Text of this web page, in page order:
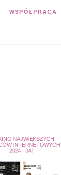
WSPÓŁPRACA
NAJWIĘKSZYCH
INTERNETOWYCH
2024 I JA!